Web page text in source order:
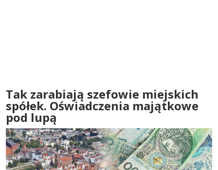
Tak zarabiają szefowie miejskich
spółek. Oświadczenia majątkowe
pod lupą